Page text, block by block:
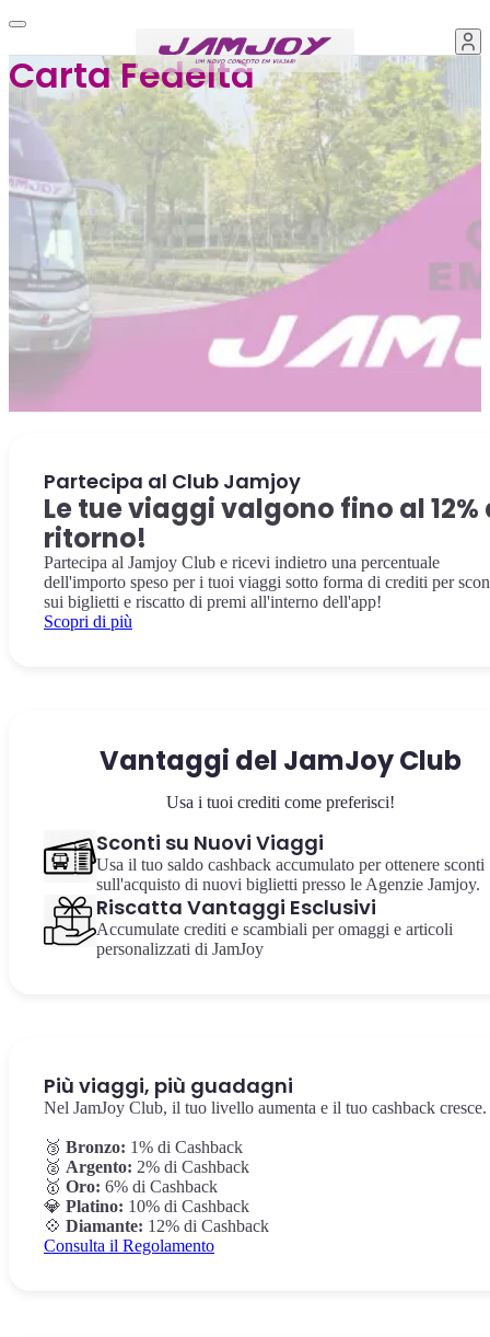
Carta Fedeltà
Partecipa al Club Jamjoy
Le tue viaggi valgono fino al 12%
ritorno!
Partecipa al Jamjoy Club e ricevi indietro una percentuale
dell'importo speso per i tuoi viaggi sotto forma di crediti per
sui biglietti e riscatto di premi all'interno dell'app!
Scopri di più
Vantaggi del JamJoy Club
Usa i tuoi crediti come preferisci!
Sconti su Nuovi Viaggi
Usa il tuo saldo cashback accumulato per ottenere sconti
sull'acquisto di nuovi biglietti presso le Agenzie Jamjoy.
Riscatta Vantaggi Esclusivi
Accumulate crediti e scambiali per omaggi e articoli
personalizzati di JamJoy
Più viaggi, più guadagni
Nel JamJoy Club, il tuo livello aumenta e il tuo cashback cresce.
🥉 Bronzo: 1% di Cashback
🥈 Argento: 2% di Cashback
🥇 Oro: 6% di Cashback
💎 Platino: 10% di Cashback
💠 Diamante: 12% di Cashback
Consulta il Regolamento